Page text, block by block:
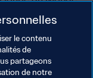
entraîneur du
à
le 11ème
le premier
Macédonien
le contenu
de
partageons
de notre